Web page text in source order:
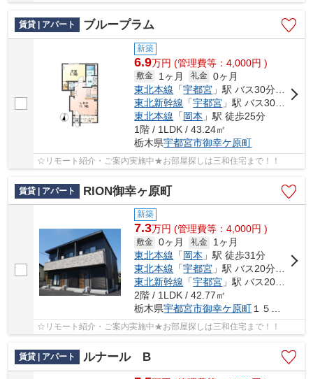
賃貸 | アパート ブループラム
新築
6.9万円 (管理費等：4,000円 )
敷金 1ヶ月 礼金 0ヶ月
東北本線 「宇都宮 」駅 バス30分 「釜井台団地」 停歩1分
東北新幹線 「宇都宮 」駅 バス30分 「釜井台団地」 停歩1分
東北本線 「岡本 」駅 徒歩25分
1階 / 1LDK / 43.24㎡
栃木県宇都宮市御幸ケ原町
☆リモート紹介・ご案内実施中★お部屋探しは三和住宅まで！！
賃貸 | アパート RION御幸ヶ原町
新築
7.3万円 (管理費等：4,000円 )
敷金 0ヶ月 礼金
1ヶ月
東北本線 「岡本 」駅 徒歩31分
東北本線 「宇都宮 」駅 バス20分 「石川外科医院前」 停歩7分
東北新幹線 「宇都宮 」駅 バス20分 「石川外科医院前」 停歩7分
2階 / 1LDK / 42.77㎡
栃木県宇都宮市御幸ケ原町１５０-８
☆リモート紹介・ご案内実施中★お部屋探しは三和住宅まで！！
賃貸 | アパート ルナール B